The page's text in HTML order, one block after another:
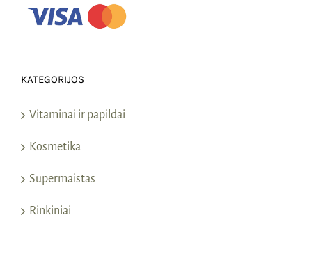
KATEGORIJOS
Vitaminai ir papildai
Kosmetika
Supermaistas
Rinkiniai